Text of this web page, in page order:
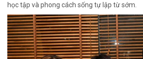
học tập và phong cách sống tự lập từ sớm.